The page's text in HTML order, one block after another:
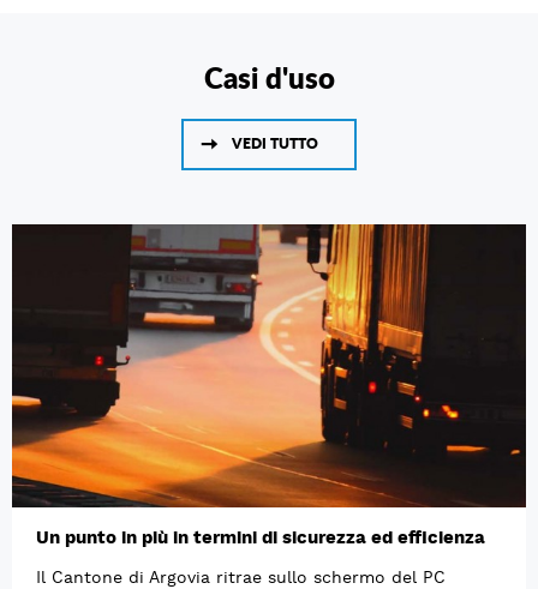
Casi d'uso
VEDI TUTTO
Un punto in più in termini di sicurezza ed efficienza
Il Cantone di Argovia ritrae sullo schermo del PC